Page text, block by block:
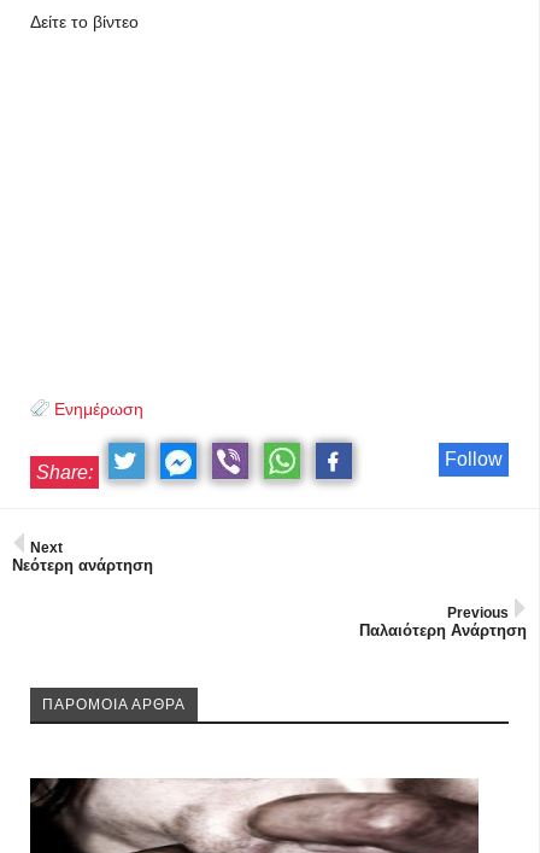
Δείτε το βίντεο
Ενημέρωση
Follow
Share:
Next
Νεότερη ανάρτηση
Previous
Παλαιότερη Ανάρτηση
ΠΑΡΟΜΟΙΑ ΑΡΘΡΑ